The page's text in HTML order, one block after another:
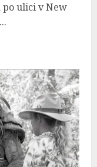
ulici v New